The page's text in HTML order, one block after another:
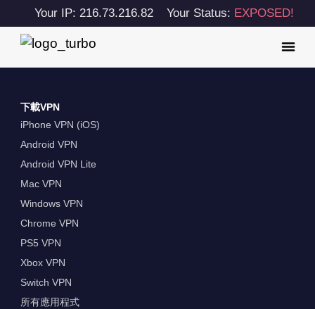
Your IP: 216.73.216.82 Your Status: EXPOSED!
下載VPN
iPhone VPN (iOS)
Android VPN
Android VPN Lite
Mac VPN
Windows VPN
Chrome VPN
PS5 VPN
Xbox VPN
Switch VPN
所有應用程式